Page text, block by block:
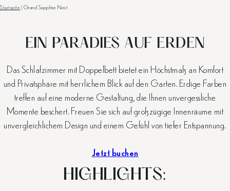
Startseite | Grand Sapphire Nest
EIN PARADIES AUF ERDEN
Das Schlafzimmer mit Doppelbett bietet ein Höchstmaß an Komfort
und Privatsphäre mit herrlichem Blick auf den Garten. Erdige Farben
treffen auf eine moderne Gestaltung, die Ihnen unvergessliche
Momente beschert. Freuen Sie sich auf großzügige Innenräume mit
unvergleichlichem Design und einem Gefühl von tiefer Entspannung.
Jetzt buchen
HIGHLIGHTS: